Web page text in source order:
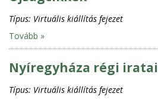
Típus: Virtuális kiállítás fejezet
Tovább »
Nyíregyháza régi iratai
Típus: Virtuális kiállítás fejezet